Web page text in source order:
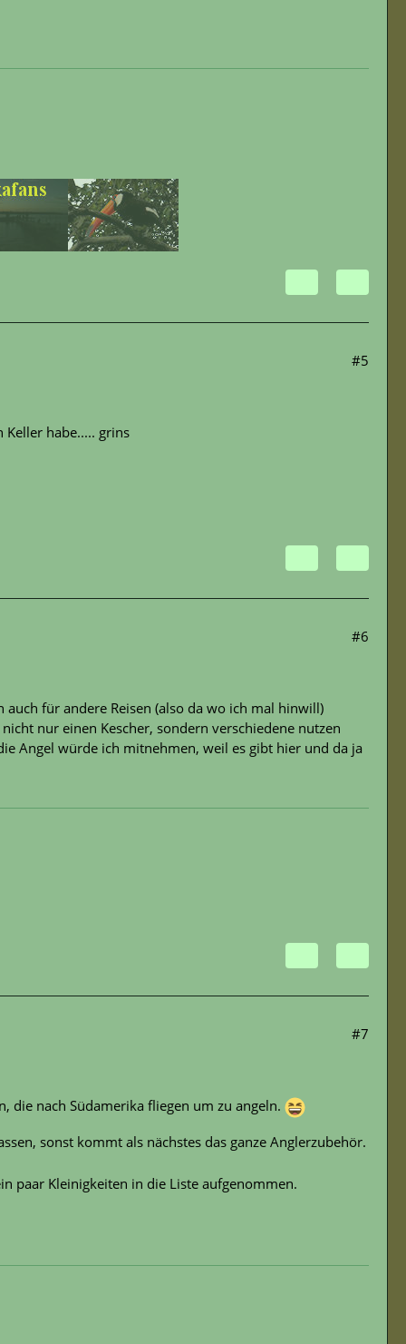
#5
habe..... grins
#6
auch für andere Reisen (also da wo ich mal hinwill)
nur einen Kescher, sondern verschiedene nutzen
Angel würde ich mitnehmen, weil es gibt hier und da ja
#7
die nach Südamerika fliegen um zu angeln.
sonst kommt als nächstes das ganze Anglerzubehör.
paar Kleinigkeiten in die Liste aufgenommen.